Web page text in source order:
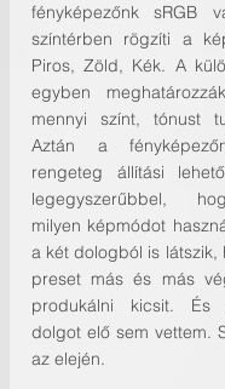
fényképezőnk sRGB
színtérben rögzíti a
Piros, Zöld, Kék. A
egyben
mennyi színt, tónust
Aztán a
rengeteg állítási
legegyszerűbbel,
milyen képmódot
a két dologból is látszik,
preset más és más
produkálni kicsit. És
dolgot elő sem vettem.
az elején.